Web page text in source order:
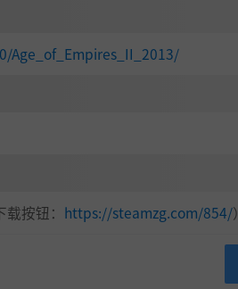
按钮： https://steamzg.com/854/）